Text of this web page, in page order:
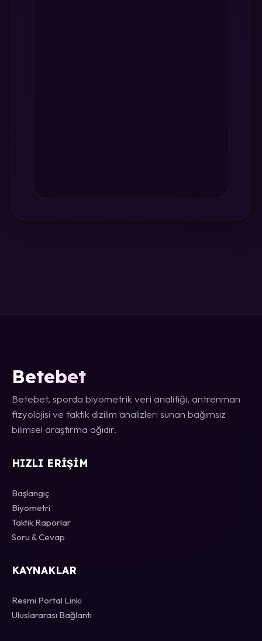
Betebet
Betebet, sporda biyometrik veri analitiği, antrenman
fizyolojisi ve taktik dizilim analizleri sunan bağımsız
bilimsel araştırma ağıdır.
HIZLI ERIŞIM
Başlangıç
Biyometri
Taktik Raporlar
Soru & Cevap
KAYNAKLAR
Resmi Portal Linki
Uluslararası Bağlantı